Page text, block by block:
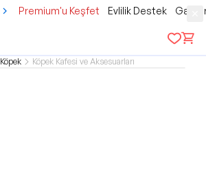
Premium'u Keşfet Evlilik Destek
Köpek Köpek Kafesi ve Aksesuarları